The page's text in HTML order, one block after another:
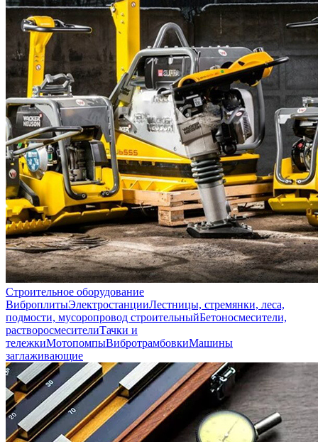
Строительное оборудование
ВиброплитыЭлектростанцииЛестницы, стремянки, леса,
подмости, мусоропровод строительныйБетоносмесители,
растворосмесителиТачки и
тележкиМотопомпыВибротрамбовкиМашины
заглаживающие